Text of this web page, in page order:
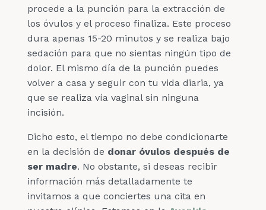
procede a la punción para la extracción de
los óvulos y el proceso finaliza. Este proceso
dura apenas 15-20 minutos y se realiza bajo
sedación para que no sientas ningún tipo de
dolor. El mismo día de la punción puedes
volver a casa y seguir con tu vida diaria, ya
que se realiza vía vaginal sin ninguna
incisión.
Dicho esto, el tiempo no debe condicionarte
en la decisión de donar óvulos después de
ser madre. No obstante, si deseas recibir
información más detalladamente te
invitamos a que conciertes una cita en